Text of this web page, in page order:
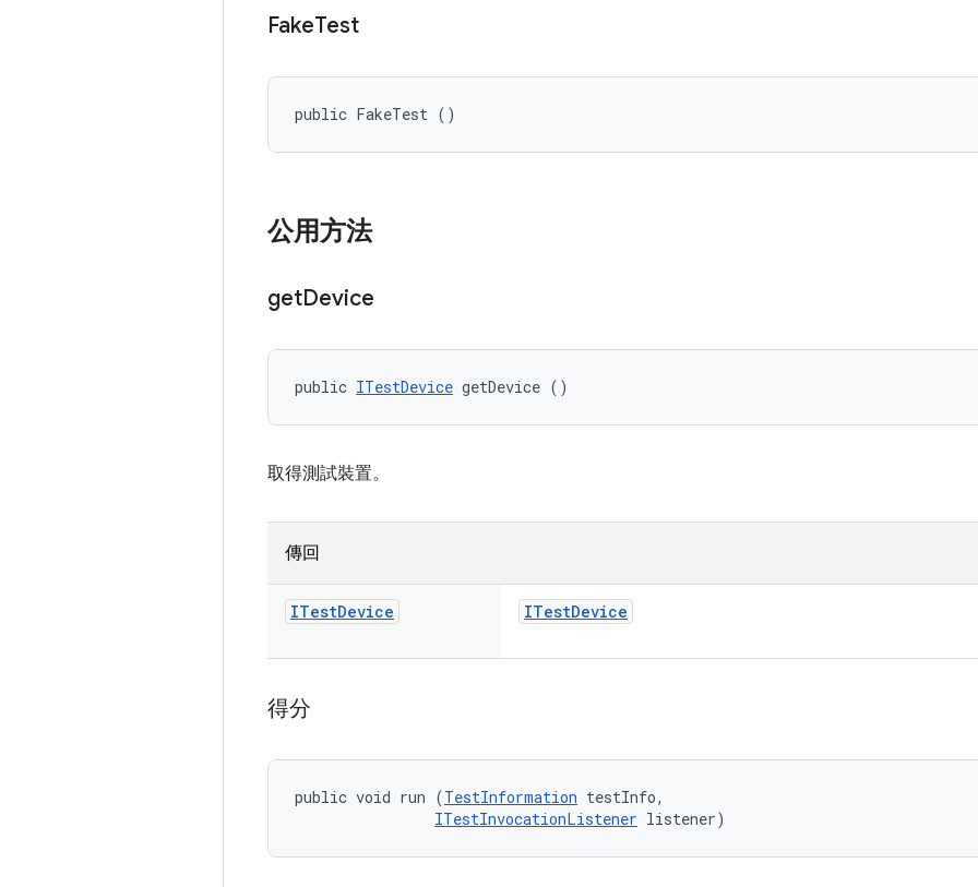
FakeTest
public FakeTest ()
公用方法
getDevice
public ITestDevice getDevice ()
取得測試裝置。
傳回
ITestDevice ITestDevice
得分
public void run (TestInformation testInfo,
ITestInvocationListener listener)